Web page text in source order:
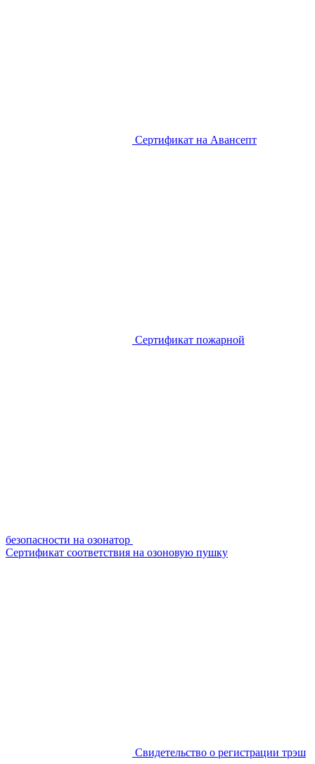
Сертификат на Авансепт
Сертификат пожарной
безопасности на озонатор
Сертификат соответствия на озоновую пушку
Свидетельство о регистрации трэш